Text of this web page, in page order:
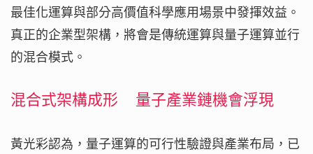
最佳化運算與部分高價值科學應用場景中發揮效益。
真正的企業型架構，將會是傳統運算與量子運算並行
的混合模式。
混合式架構成形 量子產業鏈機會浮現
黃光彩認為，量子運算的可行性驗證與產業布局，已